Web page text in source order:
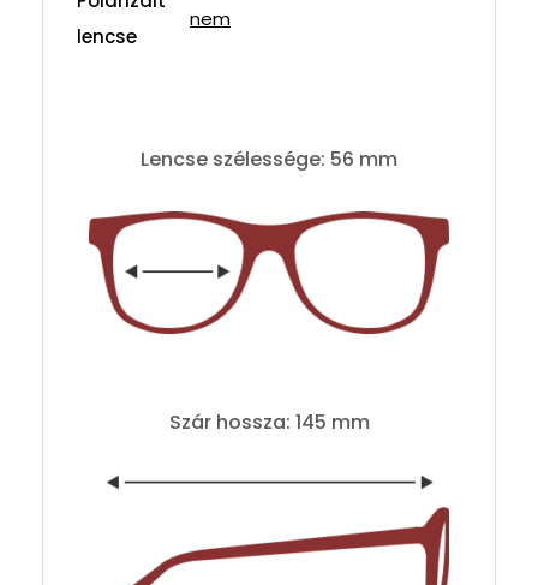
lencse
nem
Lencse szélessége: 56 mm
Szár hossza: 145 mm